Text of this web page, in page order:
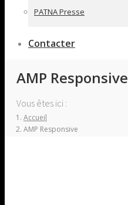
PATNA Presse
Contacter
AMP Responsive
Vous êtes ici :
Accueil
AMP Responsive